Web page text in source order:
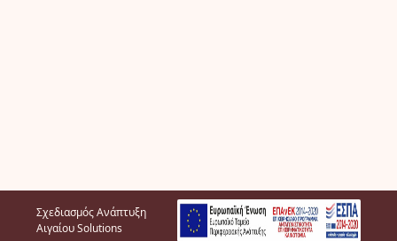
Σχεδιασμός Ανάπτυξη
Αιγαίου Solutions